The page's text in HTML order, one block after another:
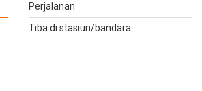
Perjalanan
Tiba di stasiun/bandara